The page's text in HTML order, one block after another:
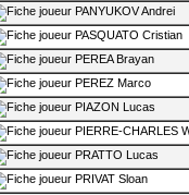
PANYUKOV Andrei
PASQUATO Cristian
PEREA Brayan
PEREZ Marco
PIAZON Lucas
PIERRE-CHARLES
PRATTO Lucas
PRIVAT Sloan